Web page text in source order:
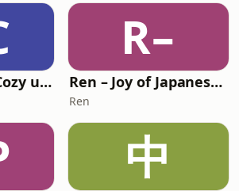
が丘「空想喫茶わ
×難波里奈」に行ってきた！
がわが持ち込んだ古雑誌をきっ
同大盛り上がり！「雑誌 to the
が突如開始！ Learn more
ad choices. Visit
adchoices
飯田浩司のOK! Cozy up！ Podcast【最新回のみ】
R–
Ren – Joy of Japanese Podcast
Ren
中